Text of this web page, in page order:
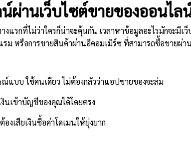
ผ่านเว็บไซต์ขายของออนไล
แรกที่ไม่ว่าใครก็น่าจะคุ้นกัน เวลาหาข้อมูลอะไรมักจะมี
รม หรือการขายสินค้าผ่านอีคอมเมิร์ซ ที่สามารถซื้อขายผ่
แบบ ใช้คนเดียว ไม่ต้องกลัวว่าแอปขายของจะล่ม
นเข้าบัญชีของคุณได้โดยตรง
งเสียเงินซื้อค่าโดเมนให้ยุ่งยาก